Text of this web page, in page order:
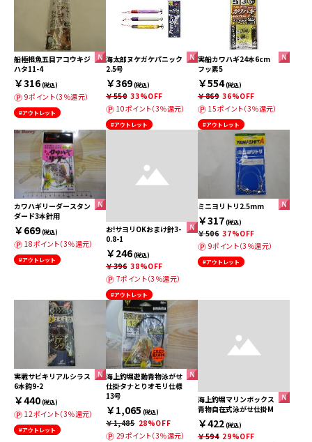
船極根魚五目アコウキジ
ハタ11-4
￥316(税込)
9ポイント（3％還元）
#アウトレット
海太郎ヌケガケパニック
2.5号
￥369(税込)
￥550 33%OFF
10ポイント（3％還元）
#アウトレット
実船カワハギ24本6cm
フッ素5
￥554(税込)
￥869 36%OFF
15ポイント（3％還元）
#アウトレット
カワハギリーダースタン
ダード3本針用
￥669(税込)
18ポイント（3％還元）
#アウトレット
お!サヨリOKおまけ針3-
0.8-1
￥246(税込)
￥396 38%OFF
7ポイント（3％還元）
#アウトレット
ミニヨリトリ2.5mm
￥317(税込)
￥506 37%OFF
9ポイント（3％還元）
#アウトレット
実戦サビキリアルシラス
6本鈎9-2
￥440(税込)
12ポイント（3％還元）
#アウトレット
海上釣堀遊動青物泳がせ
仕掛タナとりオモリ仕様
13号
￥1,065 (税込)
￥1,485 28%OFF
29ポイント（3％還元）
海上釣堀マリンボックス
青物自在式泳がせ仕掛M
￥422(税込)
￥594 29%OFF